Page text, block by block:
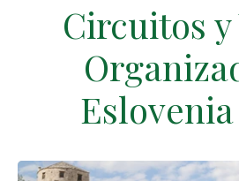
Circuitos y